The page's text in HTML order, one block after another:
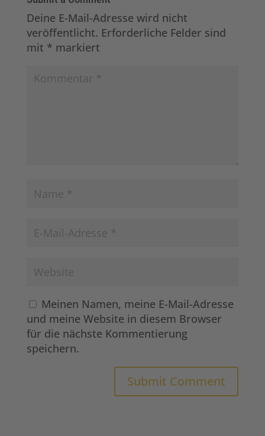
Deine E-Mail-Adresse wird nicht
veröffentlicht. Erforderliche Felder sind
mit * markiert
Meinen Namen, meine E-Mail-Adresse
und meine Website in diesem Browser
für die nächste Kommentierung
speichern.